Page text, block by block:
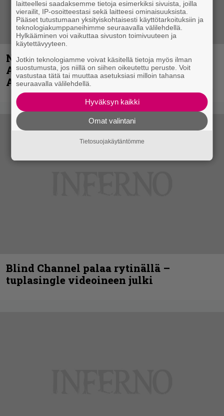
Näin lähtee Ghostin Tobias Forgelta
Accept – menossa mukana myös
Anthrax- ja Korn-miehistöä
Blind Channel palaa rytinällä –
tuplasingle videoineen julki
laitteellesi saadaksemme tietoja esimerkiksi sivuista, joilla
vierailit, IP-osoitteestasi sekä laitteesi ominaisuuksista.
Pääset tutustumaan yksityiskohtaisesti käyttötarkoituksiin ja
teknologiakumppaneihimme seuraavalla välilehdellä.
Hylkääminen voi vaikuttaa sivuston toimivuuteen ja
käytettävyyteen.
Jotkin teknologiamme voivat käsitellä tietoja myös ilman
suostumusta, jos niillä on siihen oikeutettu peruste. Voit
vastustaa tätä tai muuttaa asetuksiasi milloin tahansa
seuraavalla välilehdellä.
Hyväksyn kaikki
Omat valintani
Tietosuojakäytäntömme